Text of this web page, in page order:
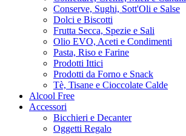
Conserve, Sughi, Sott'Oli e Salse
Dolci e Biscotti
Frutta Secca, Spezie e Sali
Olio EVO, Aceti e Condimenti
Pasta, Riso e Farine
Prodotti Ittici
Prodotti da Forno e Snack
Tè, Tisane e Cioccolate Calde
Alcool Free
Accessori
Bicchieri e Decanter
Oggetti Regalo